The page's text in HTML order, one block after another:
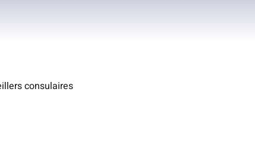
consulaires